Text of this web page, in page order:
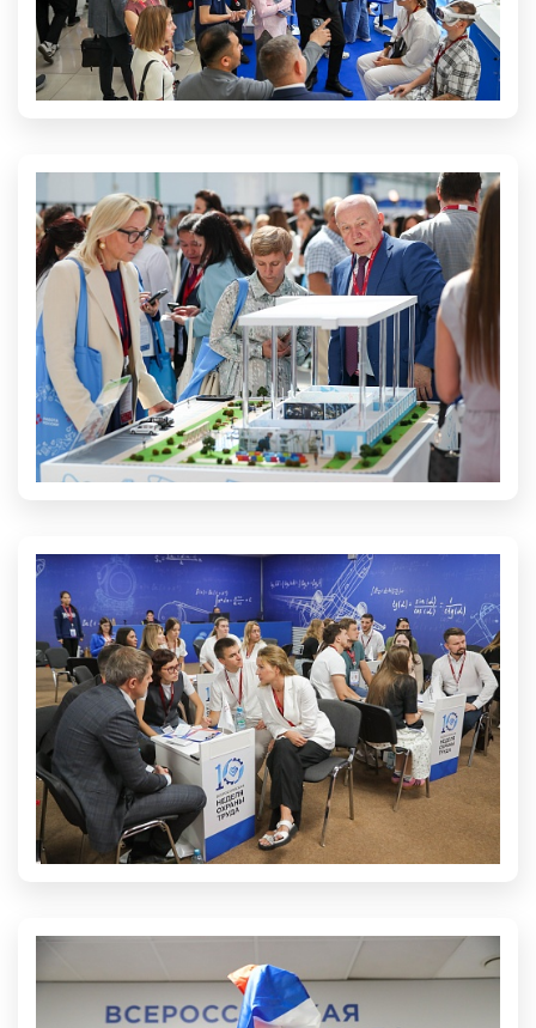
КАНАЛ ВНОТ
В MAX
Главные новости отрасли,
изменения в законодательстве и
все самое важное о деловой и
выставочной программе форума
ПОДПИСАТЬСЯ